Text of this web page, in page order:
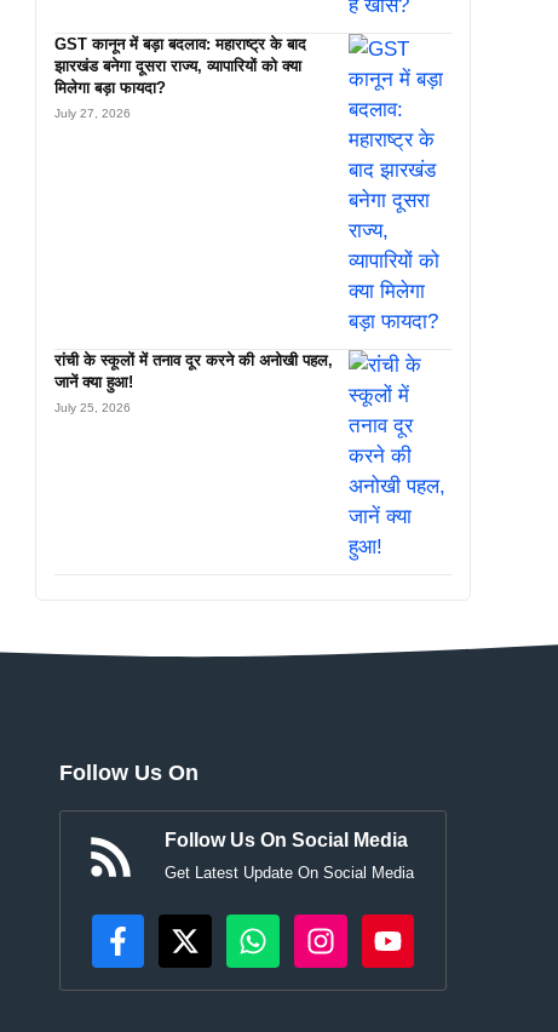
GST कानून में बड़ा बदलाव: महाराष्ट्र के बाद
झारखंड बनेगा दूसरा राज्य, व्यापारियों को क्या
मिलेगा बड़ा फायदा?
July 27, 2026
रांची के स्कूलों में तनाव दूर करने की अनोखी पहल,
जानें क्या हुआ!
July 25, 2026
Follow Us On
Follow Us On Social Media
Get Latest Update On Social Media